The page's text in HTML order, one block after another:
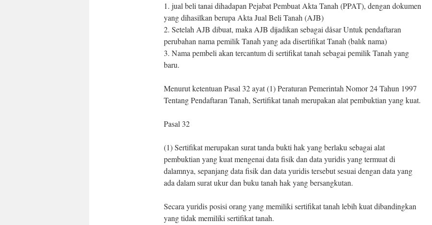
1. jual beli tanai dihadapan Pejabat Pembuat Akta Tanah (PPAT), dengan dokumen
yang dihasilkan berupa Akta Jual Beli Tanah (AJB)
2. Setelah AJB dibuat, maka AJB dijadikan sebagai dåsar Untuk pendaftaran
perubahan nama pemilik Tanah yang ada disertifikat Tanah (balık nama)
3. Nama pembeli akan tercantum di sertifikat tanah sebagai pemilik Tanah yang
baru.
Menurut ketentuan Pasal 32 ayat (1) Peraturan Pemerintah Nomor 24 Tahun 1997
Tentang Pendaftaran Tanah, Sertifikat tanah merupakan alat pembuktian yang kuat.
Pasal 32
(1) Sertifikat merupakan surat tanda bukti hak yang berlaku sebagai alat
pembuktian yang kuat mengenai data fisik dan data yuridis yang termuat di
dalamnya, sepanjang data fisik dan data yuridis tersebut sesuai dengan data yang
ada dalam surat ukur dan buku tanah hak yang bersangkutan.
Secara yuridis posisi orang yang memiliki sertifikat tanah lebih kuat dibandingkan
yang tidak memiliki sertifikat tanah.